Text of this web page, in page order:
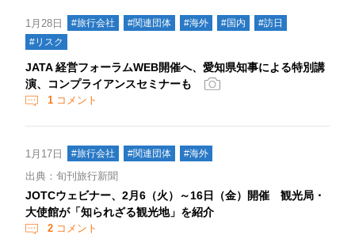
1月28日 #旅行会社 #関連団体 #海外 #国内
#訪日
#リスク
JATA 経営フォーラムWEB開催へ、愛知県知事による特別講
演、コンプライアンスセミナーも
1 コメント
1月17日 #旅行会社 #関連団体 #海外
出典：旬刊旅行新聞
JOTCウェビナー、2月6（火）～16日（金）開催 観光局・
大使館が「知られざる観光地」を紹介
2 コメント